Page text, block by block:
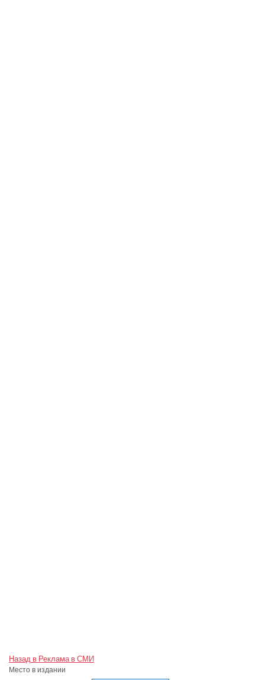
Назад в Реклама в СМИ
Место в издании